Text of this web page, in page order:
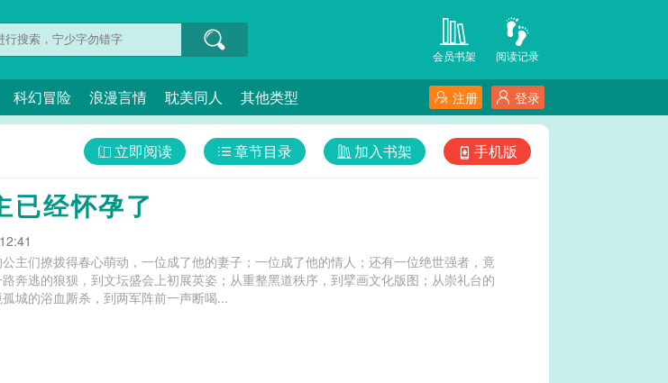
阅读记录
会员书架
科幻冒险 浪漫言情 耽美同人 其他类型 登录
注册
手机版
加入书架
章节目录
立即阅读
已经怀孕了
主们撩拨得春心萌动，一位成了他的妻子；一位成了他的情人；还有一位绝世强者，竟
逃的狼狈，到文坛盛会上初展英姿；从重整黑道秩序，到擘画文化版图；从崇礼台的
城的浴血厮杀，到两军阵前一声断喝...